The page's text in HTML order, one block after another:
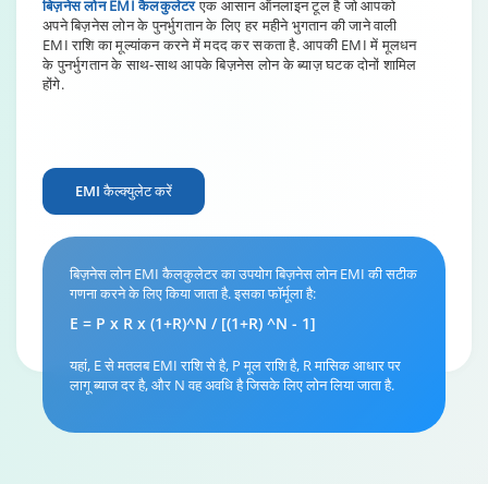
बिज़नेस लोन EMI कैलकुलेटरएक आसान ऑनलाइन टूल है जो आपको
अपने बिज़नेस लोन के पुनर्भुगतान के लिए हर महीने भुगतान की जाने वाली
EMI राशि का मूल्यांकन करने में मदद कर सकता है. आपकी EMI में मूलधन
के पुनर्भुगतान के साथ-साथ आपके बिज़नेस लोन के ब्याज़ घटक दोनों शामिल
होंगे.
EMI कैल्क्युलेट करें
बिज़नेस लोन EMI कैलकुलेटर का उपयोग बिज़नेस लोन EMI की सटीक
गणना करने के लिए किया जाता है. इसका फॉर्मूला है:
E = P x R x (1+R)^N / [(1+R) ^N - 1]
यहां, E से मतलब EMI राशि से है, P मूल राशि है, R मासिक आधार पर
लागू ब्याज दर है, और N वह अवधि है जिसके लिए लोन लिया जाता है.